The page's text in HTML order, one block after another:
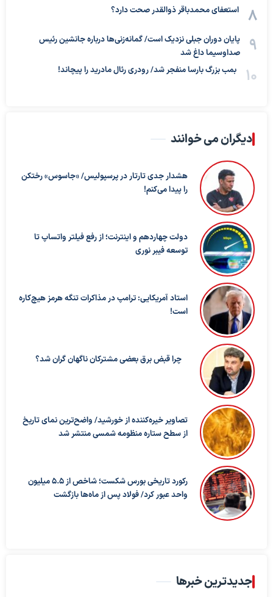
استعفای محمدباقر ذوالقدر صحت دارد؟
پایان دوران جبلی نزدیک است/ گمانه‌زنی‌ها درباره جانشین رئیس
صداوسیما داغ شد
بمب بزرگ بارسا منفجر شد/ رودری رئال مادرید را پیچاند!
دیگران می خوانند
هشدار جدی تارتار در پرسپولیس/ «جاسوس» رختکن
را پیدا می‌کنم!
دولت چهاردهم و اینترنت؛ از رفع فیلتر واتساپ تا
توسعه فیبر نوری
استاد آمریکایی: ترامپ در مذاکرات تنگه هرمز هیچ‌کاره
است!
چرا قبض برق بعضی مشترکان ناگهان گران شد؟
تصاویر خیره‌کننده از خورشید/ واضح‌ترین نمای تاریخ
از سطح ستاره منظومه شمسی منتشر شد
رکورد تاریخی بورس شکست؛ شاخص از ۵.۵ میلیون
واحد عبور کرد/ فولاد پس از ماه‌ها بازگشت
جدیدترین خبرها